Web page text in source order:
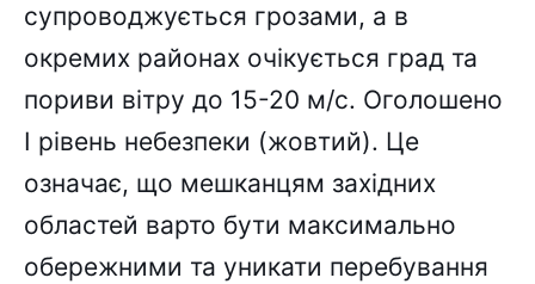
супроводжується грозами, а в
окремих районах очікується град та
пориви вітру до 15-20 м/с. Оголошено
I рівень небезпеки (жовтий). Це
означає, що мешканцям західних
областей варто бути максимально
обережними та уникати перебування